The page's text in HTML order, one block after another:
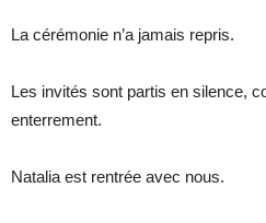
La cérémonie n’a jamais repris.
Les invités sont partis en silence,
enterrement.
Natalia est rentrée avec nous.